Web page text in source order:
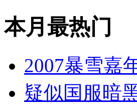
本月最热门
2007暴雪嘉
疑似国服暗